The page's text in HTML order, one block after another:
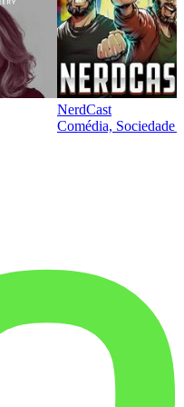
NerdCast
Comédia, Sociedade